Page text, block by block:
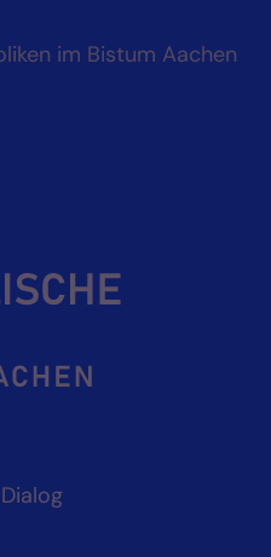
im Bistum Aachen